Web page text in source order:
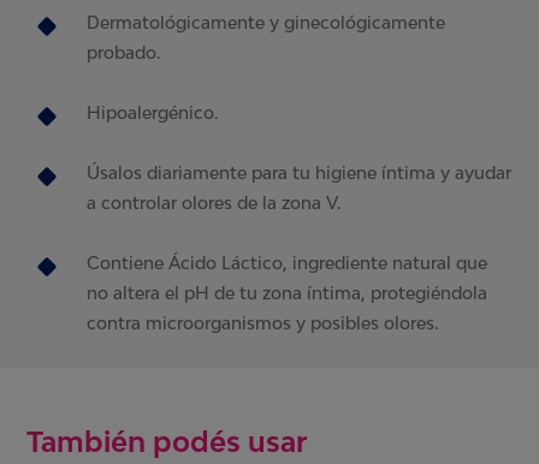
Dermatológicamente y ginecológicamente
probado.
Hipoalergénico.
Úsalos diariamente para tu higiene íntima y ayudar
a controlar olores de la zona V.
Contiene Ácido Láctico, ingrediente natural que
no altera el pH de tu zona íntima, protegiéndola
contra microorganismos y posibles olores.
También podés usar